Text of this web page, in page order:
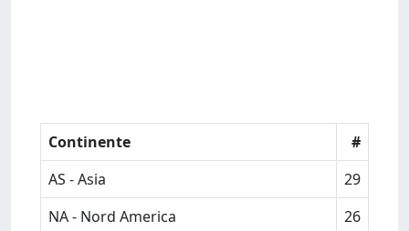
Continente
#
AS - Asia
29
NA - Nord America
26